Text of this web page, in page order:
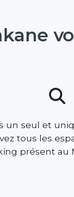
un seul et
tous les
présent au